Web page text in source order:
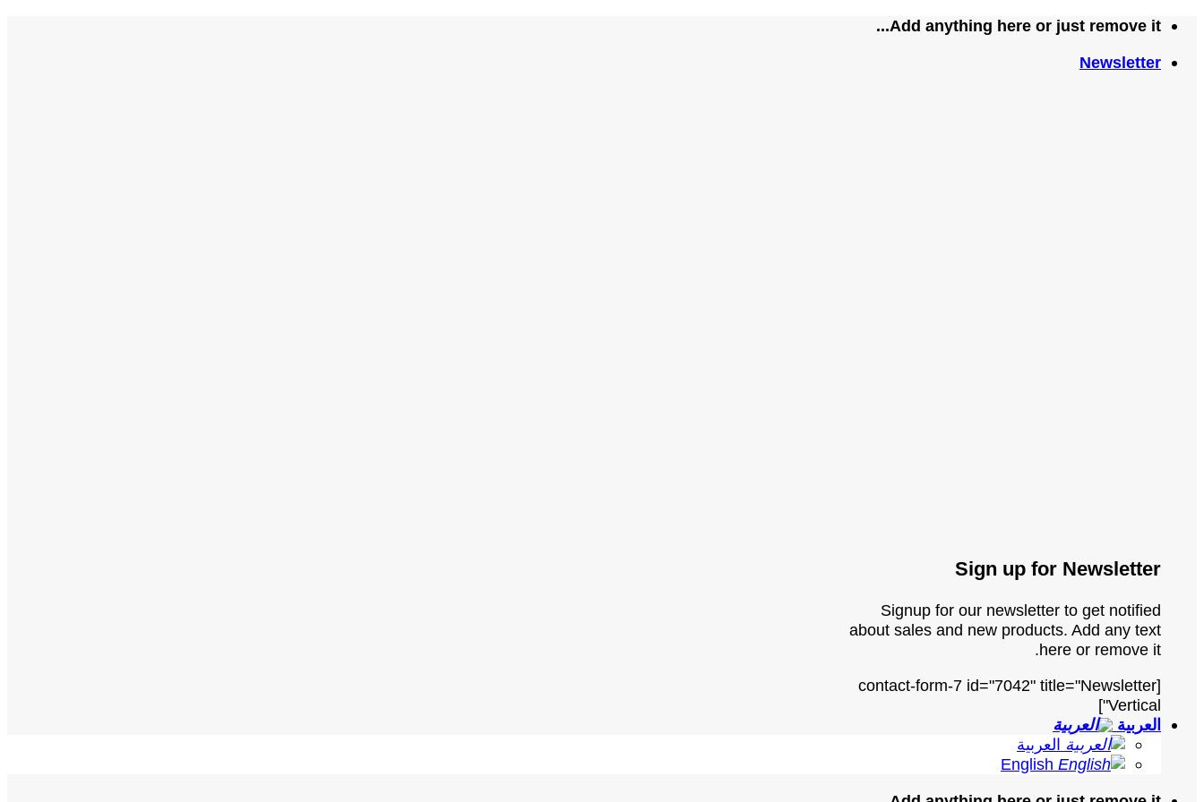
تخطيAdd anything here or just remove it...
Newsletter
Sign up for Newsletter
Signup for our newsletter to get notified
about sales and new products. Add any text
here or remove it.
[contact-form-7 id="7042" title="Newsletter
Vertical"]
العربية
العربية